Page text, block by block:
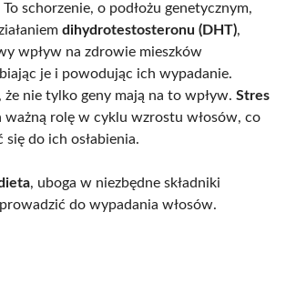
To schorzenie, o podłożu genetycznym,
dihydrotestosteronu (DHT),
wpływ na zdrowie mieszków
je i powodując ich wypadanie.
nie tylko geny mają na to wpływ. Stres
ważną rolę w cyklu wzrostu włosów, co
się do ich osłabienia.
, uboga w niezbędne składniki
do wypadania włosów.